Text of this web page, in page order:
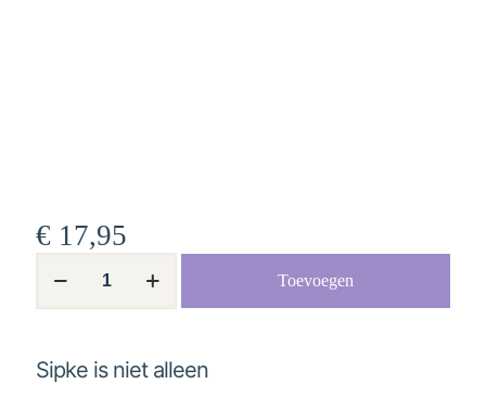
€ 17,95
Toevoegen
Sipke is niet alleen